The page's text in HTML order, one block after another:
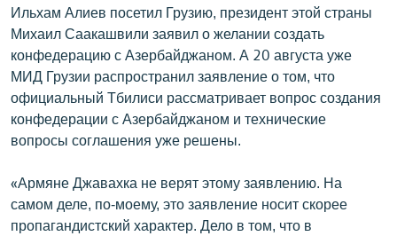
English
Русский
ՀԵՏԵՎԵՔ ՄԵԶ
«Ազատության» բոլոր կայքերը
Ильхам Алиев посетил Грузию, президент этой страны
Михаил Саакашвили заявил о желании создать
конфедерацию с Азербайджаном. А 20 августа уже
МИД Грузии распространил заявление о том, что
официальный Тбилиси рассматривает вопрос создания
конфедерации с Азербайджаном и технические
вопросы соглашения уже решены.
«Армяне Джавахка не верят этому заявлению. На
самом деле, по-моему, это заявление носит скорее
пропагандистский характер. Дело в том, что в